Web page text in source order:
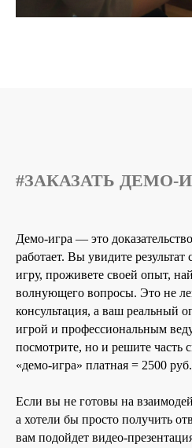
#ЗАКАЗАТЬ ДЕМО-
Демо-игра — это
работает. Вы увидите результат
игру, проживете своей опыт,
волнующего вопросы. Это не
консультация, а ваш реальный
игрой и профессиональным
посмотрите, но и решите часть
«демо-игра» платная = 2500 руб.
Если вы не готовы на
а хотели бы просто получить
вам подойдет видео-